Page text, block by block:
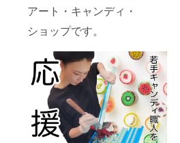
アート・キャンディ・
ショップです。